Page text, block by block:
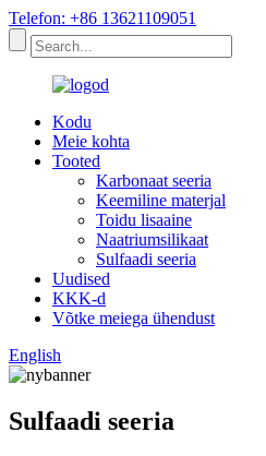
Telefon: +86 13621109051
Kodu
Meie kohta
Tooted
Karbonaat seeria
Keemiline materjal
Toidu lisaaine
Naatriumsilikaat
Sulfaadi seeria
Uudised
KKK-d
Võtke meiega ühendust
English
Sulfaadi seeria